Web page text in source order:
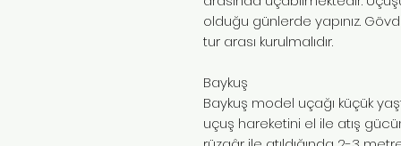
olduğu günlerde yapınız.
tur arası kurulmalıdır.
Baykuş
Baykuş model uçağı küçük
uçuş hareketini el ile atış